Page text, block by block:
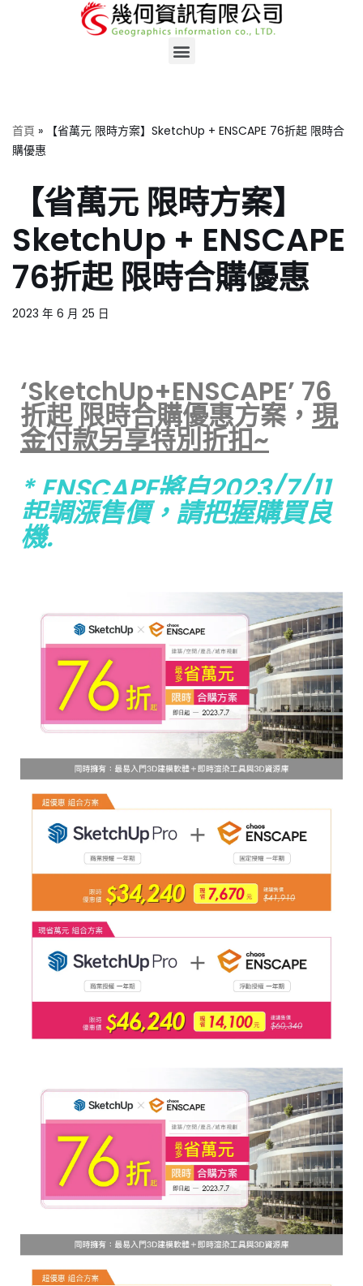
首頁 »
【省萬元 限時方案】SketchUp + ENSCAPE 76折起 限時合
購優惠
【省萬元 限時方案】
SketchUp + ENSCAPE
76折起 限時合購優惠
2023 年 6 月 25 日
‘SketchUp+ENSCAPE’ 76
折起 限時合購優惠方案， 現
金付款另享特別折扣~
* ENSCAPE將自2023/7/11
起調漲售價，請把握購買良
機.